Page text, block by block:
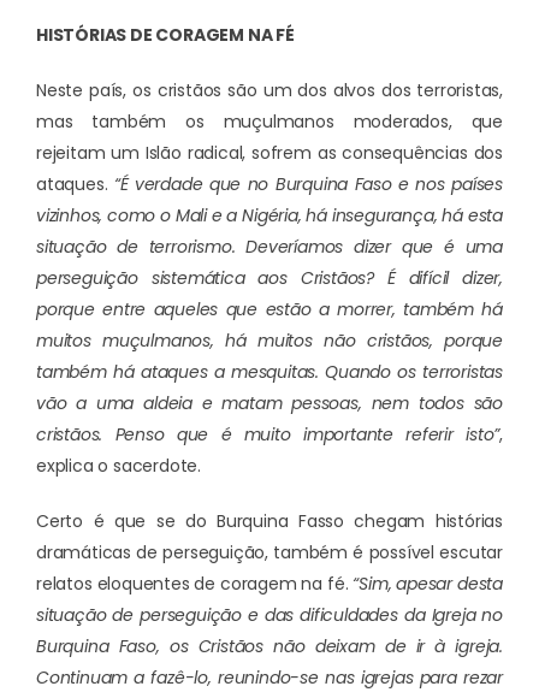
HISTÓRIAS DE CORAGEM NA FÉ
Neste país, os cristãos são um dos alvos dos terroristas,
mas também os muçulmanos moderados, que
rejeitam um Islão radical, sofrem as consequências dos
ataques. “É verdade que no Burquina Faso e nos países
vizinhos, como o Mali e a Nigéria, há insegurança, há esta
situação de terrorismo. Deveríamos dizer que é uma
perseguição sistemática aos Cristãos? É difícil dizer,
porque entre aqueles que estão a morrer, também há
muitos muçulmanos, há muitos não cristãos, porque
também há ataques a mesquitas. Quando os terroristas
vão a uma aldeia e matam pessoas, nem todos são
cristãos. Penso que é muito importante referir isto”,
explica o sacerdote.
Certo é que se do Burquina Fasso chegam histórias
dramáticas de perseguição, também é possível escutar
relatos eloquentes de coragem na fé. “Sim, apesar desta
situação de perseguição e das dificuldades da Igreja no
Burquina Faso, os Cristãos não deixam de ir à igreja.
Continuam a fazê-lo, reunindo-se nas igrejas para rezar